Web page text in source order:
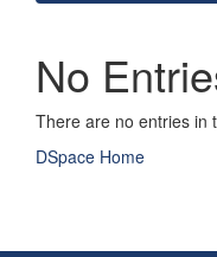
No
There are no entries in
DSpace Home